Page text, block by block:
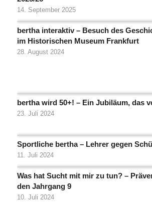
14. September 2025
bertha interaktiv – Besuch des
im Historischen Museum Frankfurt
28. August 2024
bertha wird 50+! – Ein Jubiläum, das
23. Juli 2024
Sportliche bertha – Lehrer gegen
11. Juli 2024
Was hat Sucht mit mir zu tun? –
den Jahrgang 9
10. Juli 2024